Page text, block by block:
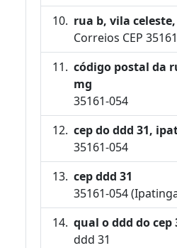
rua b, vila
Correios CEP
código postal da
mg
35161-054
cep do ddd 31,
35161-054
cep ddd 31
35161-054
qual o ddd do cep
ddd 31